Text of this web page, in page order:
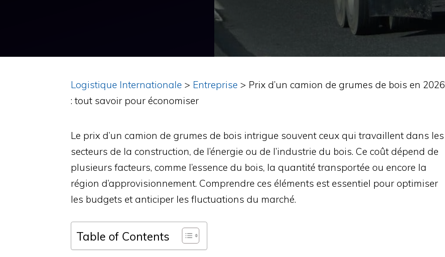
Logistique Internationale > Entreprise > Prix d’un camion de grumes de bois en 2026
: tout savoir pour économiser
Le prix d’un camion de grumes de bois intrigue souvent ceux qui travaillent dans les
secteurs de la construction, de l’énergie ou de l’industrie du bois. Ce coût dépend de
plusieurs facteurs, comme l’essence du bois, la quantité transportée ou encore la
région d’approvisionnement. Comprendre ces éléments est essentiel pour optimiser
les budgets et anticiper les fluctuations du marché.
Table of Contents